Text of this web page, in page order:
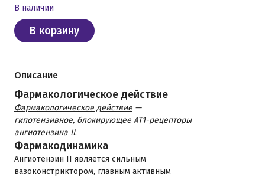
В наличии
В корзину
Описание
Фармакологическое действие
Фармакологическое действие —
гипотензивное, блокирующее АТ1-рецепторы
ангиотензина II.
Фармакодинамика
Ангиотензин II является сильным
вазоконстриктором, главным активным